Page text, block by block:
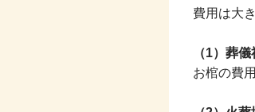
費用は大
（1）葬
お棺の費